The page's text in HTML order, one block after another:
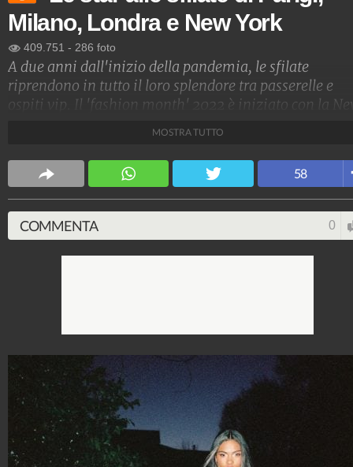
Milano, Londra e New York
409.751 - 286 foto
A due anni dall'inizio della pandemia, le sfilate
riprendono in tutto il loro splendore tra passerelle e
ospiti vip. Il 'fashion month' 2022 è iniziato con la
Stile e trend
MOSTRA TUTTO
58
COMMENTA 0